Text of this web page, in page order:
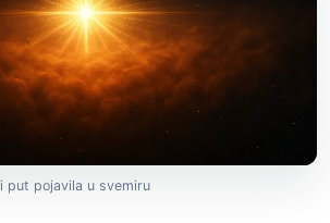
put pojavila u svemiru